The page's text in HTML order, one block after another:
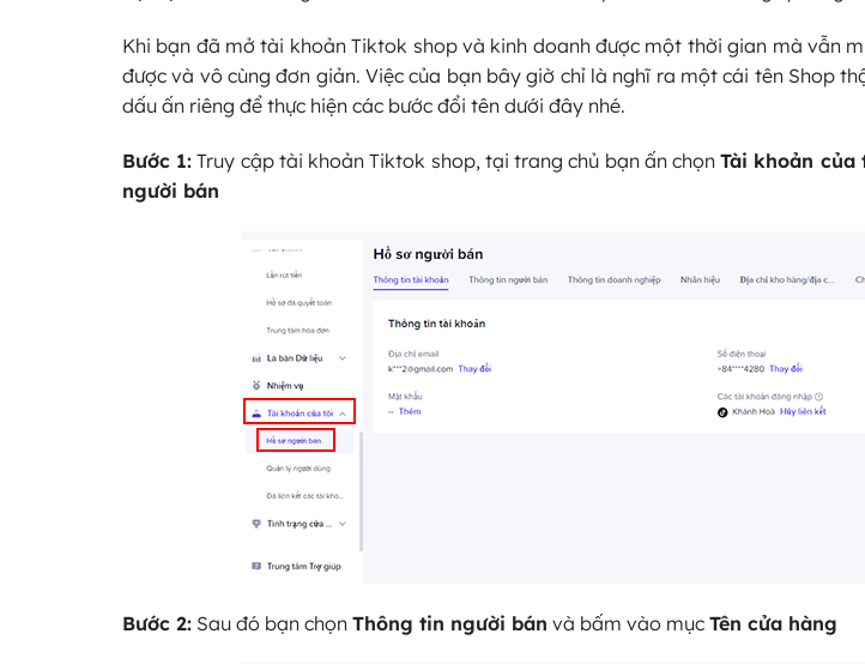
Khi bạn đã mở tài khoản Tiktok shop và kinh doanh được một thời gian mà vẫn
được và vô cùng đơn giản. Việc của bạn bây giờ chỉ là nghĩ ra một cái tên Shop
dấu ấn riêng để thực hiện các bước đổi tên dưới đây nhé.
Bước 1: Truy cập tài khoản Tiktok shop, tại trang chủ bạn ấn chọnTài khoản của
người bán
Bước 2: Sau đó bạn chọn Thông tin người bán và bấm vào mục Tên cửa hàng